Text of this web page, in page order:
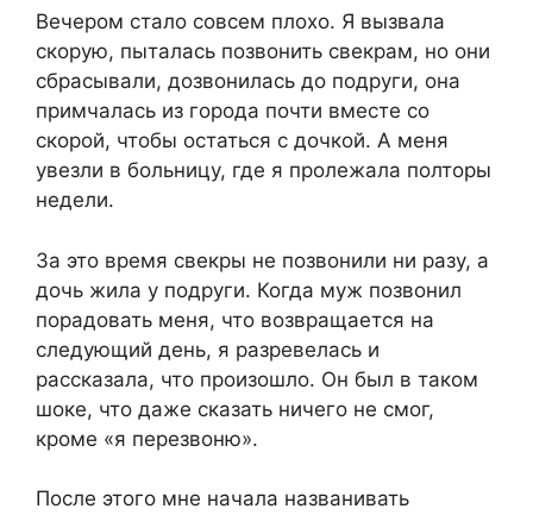
Вечером стало совсем плохо. Я вызвала
скорую, пыталась позвонить свекрам, но они
сбрасывали, дозвонилась до подруги, она
примчалась из города почти вместе со
скорой, чтобы остаться с дочкой. А меня
увезли в больницу, где я пролежала полторы
недели.
За это время свекры не позвонили ни разу, а
дочь жила у подруги. Когда муж позвонил
порадовать меня, что возвращается на
следующий день, я разревелась и
рассказала, что произошло. Он был в таком
шоке, что даже сказать ничего не смог,
кроме «я перезвоню».
После этого мне начала названивать